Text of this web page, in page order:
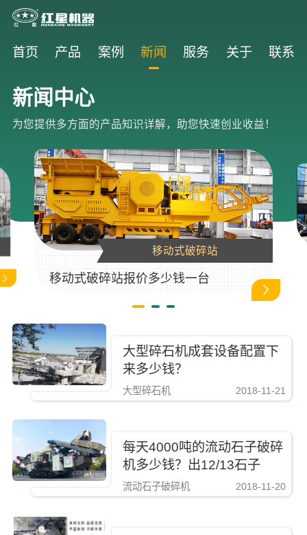
首页 产品 案例 新闻 服务 关于 联系
新闻中心
为您提供多方面的产品知识详解，助您快速创业收益！
移动式破碎站
移动式破碎站报价多少钱一台
https://www.zhishaji.cn/Upload/Editor/image/20191105152149_51343.jpg,
大型碎石机成套设备配置下
来多少钱？
大型碎石机 2018-11-21
https://www.zhishaji.cn/Upload/Editor/image/
每天4000吨的流动石子破碎
机多少钱？出12/13石子
流动石子破碎机 2018-11-20